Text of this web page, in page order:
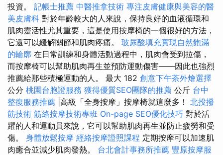
投資。 記帳士推薦 中醫推拿技術 專注皮膚健康與美容的醫
美皮膚科 對於年齡較大的人來說，保持良好的血液循環和
肌肉靈活性尤其重要，這是使用按摩椅的一個很好的方法，
它還可以緩解關節和肌肉疼痛。 玻尿酸填充實現自然飽滿
的輪廓 在日常訓練和身體活動過程中，肌肉會受到拉傷，
而按摩椅可以幫助肌肉再生並預防運動傷害——因此也強烈
推薦給那些積極運動的人。 最大 182 創意下午茶外燴選擇
公分 桃園台胞證服務 獲得優質SEO團隊的推薦 公斤 台中
整復服務推薦 |高級「全身按摩」按摩椅就這麼多！ 北投撥
筋技術 筋絡按摩技術專班 On-page SEO優化技巧 對於活
躍的人和運動員來說，它可以幫助肌肉再生並防止疲勞和受
傷。 身體放鬆按摩 經絡按摩證照課程 定期按摩可以加速肌
肉癒合並減少肌肉發熱。 台北會計事務所推薦 豐原按摩服